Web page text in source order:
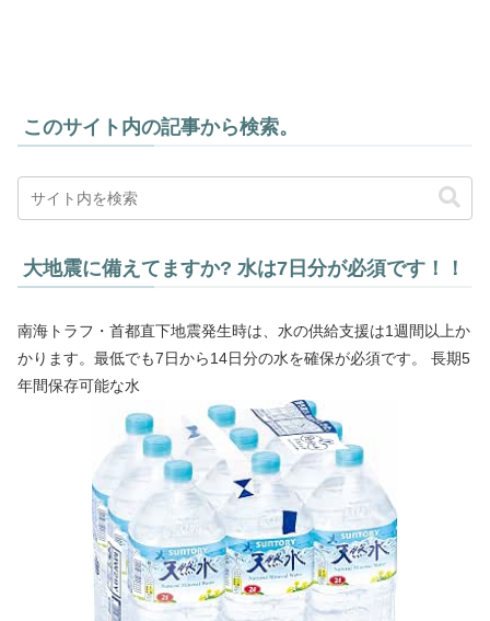
このサイト内の記事から検索。
大地震に備えてますか? 水は7日分が必須です！！
南海トラフ・首都直下地震発生時は、水の供給支援は1週間以上か
かります。最低でも7日から14日分の水を確保が必須です。 長期5
年間保存可能な水